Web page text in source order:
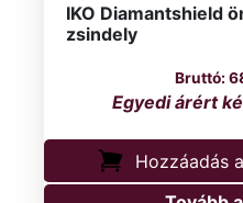
IKO Diamantshield
zsindely
Hozzáadás